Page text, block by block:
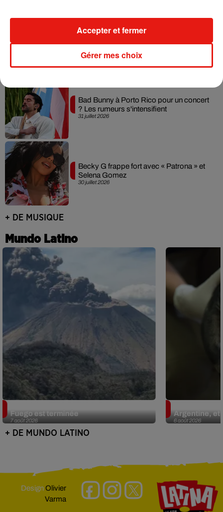
Laura Pausini : retour confirmé à l'Accor
Arena de Paris
31 juillet 2026
Bad Bunny à Porto Rico pour un concert
? Les rumeurs s'intensifient
30 juillet 2026
Becky G frappe fort avec « Patrona » et
Selena Gomez
+ DE MUSIQUE
Mundo Latino
7 août 2026
Fuego est terminée
6 août 2026
Argentine, et
+ DE MUNDO LATINO
DesignOlivier
Varma
Gérer mes choix
Accepter et fermer